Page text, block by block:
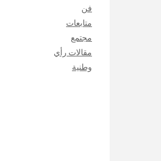
فن
متابعات
مجتمع
مقالات رأي
وطنية